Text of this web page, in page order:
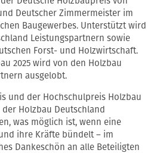
Deutscher Zimmermeister im
Baugewerbes. Unterstützt wird
Leistungspartnern sowie
Forst- und Holzwirtschaft.
2025 wird von den Holzbau
ausgelobt.
und der Hochschulpreis Holzbau
Holzbau Deutschland
was möglich ist, wenn eine
ihre Kräfte bündelt – im
Dankeschön an alle Beteiligten